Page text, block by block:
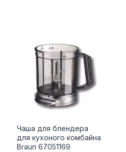
Чаша для блендера
для кухоного комбайна
Braun 67051169